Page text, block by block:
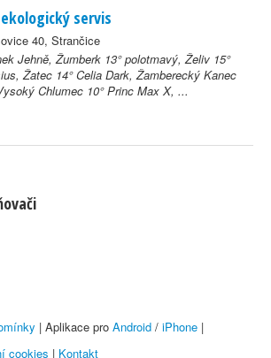
ekologický servis
40, Strančice
Jehně, Žumberk 13° polotmavý, Želiv 15°
Žatec 14° Celia Dark, Žamberecký Kanec
Chlumec 10° Princ Max X, ...
| Aplikace pro Android / iPhone |
cookies | Kontakt